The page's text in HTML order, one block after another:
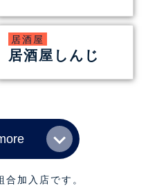
居酒屋
居酒屋しんじ
加入店です。